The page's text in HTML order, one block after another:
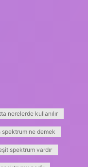
nerelerde kullanılır
spektrum ne demek
spektrum vardır